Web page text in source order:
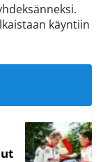
käyntiin